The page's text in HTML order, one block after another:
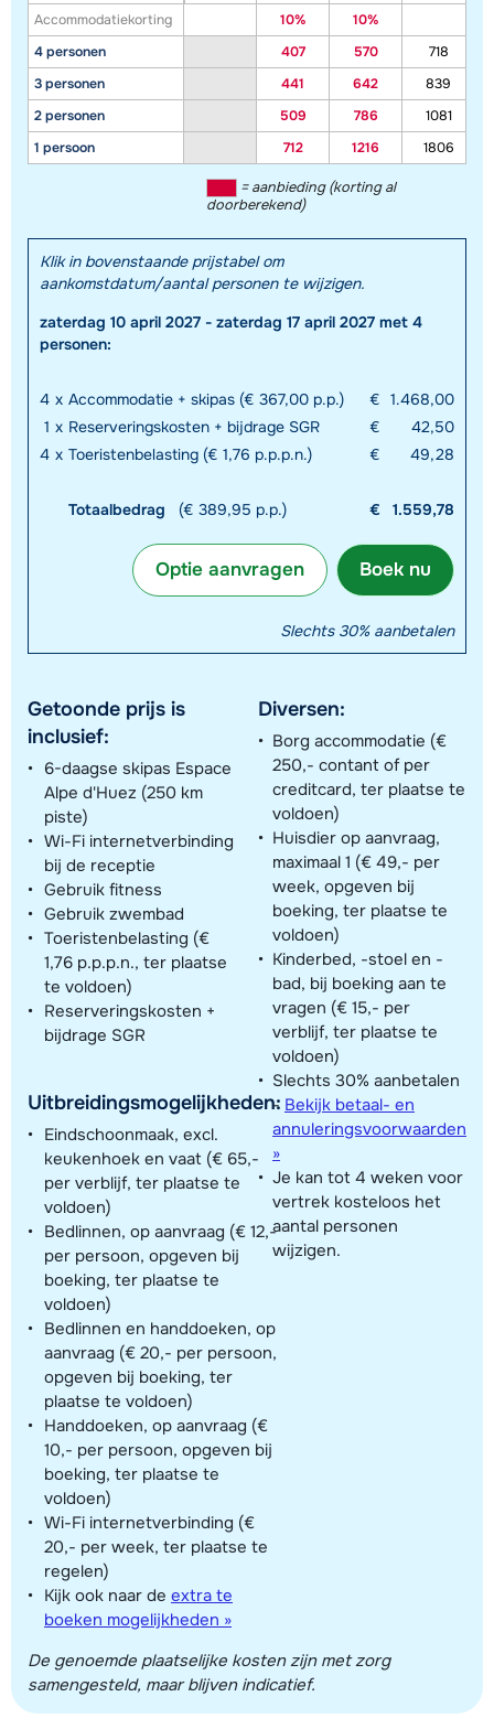
Accommodatiekorting
4 personen
3 personen
2 personen
1 persoon
10%
10%
407
570
718
441
642
839
509
786
1081
712
1216 1806
= aanbieding (korting al
doorberekend)
Klik in bovenstaande prijstabel om
aankomstdatum/aantal personen te wijzigen.
zaterdag 10 april 2027 - zaterdag 17 april 2027 met 4
personen:
4 x Accommodatie + skipas (€ 367,00 p.p.) € 1.468,00
1 x Reserveringskosten + bijdrage SGR €
42,50
4 x Toeristenbelasting (€ 1,76 p.p.p.n.) € 49,28
Totaalbedrag (€ 389,95 p.p.) € 1.559,78
Boek nu
Optie aanvragen
Slechts 30% aanbetalen
Getoonde prijs is
inclusief:
6-daagse skipas Espace
Alpe d'Huez (250 km
piste)
Wi-Fi internetverbinding
bij de receptie
Gebruik fitness
Gebruik zwembad
Toeristenbelasting (€
1,76 p.p.p.n., ter plaatse
te voldoen)
Reserveringskosten +
bijdrage SGR
Uitbreidingsmogelijkheden:
Eindschoonmaak, excl.
keukenhoek en vaat (€ 65,-
per verblijf, ter plaatse te
voldoen)
Bedlinnen, op aanvraag (€ 12,-
per persoon, opgeven bij
boeking, ter plaatse te
voldoen)
Bedlinnen en handdoeken, op
aanvraag (€ 20,- per persoon,
opgeven bij boeking, ter
plaatse te voldoen)
Handdoeken, op aanvraag (€
10,- per persoon, opgeven bij
boeking, ter plaatse te
voldoen)
Wi-Fi internetverbinding (€
20,- per week, ter plaatse te
regelen)
Kijk ook naar de extra te
boeken mogelijkheden »
Diversen:
Borg accommodatie (€
250,- contant of per
creditcard, ter plaatse te
voldoen)
Huisdier op aanvraag,
maximaal 1 (€ 49,- per
week, opgeven bij
boeking, ter plaatse te
voldoen)
Kinderbed, -stoel en -
bad, bij boeking aan te
vragen (€ 15,- per
verblijf, ter plaatse te
voldoen)
Slechts 30% aanbetalen
- Bekijk betaal- en
annuleringsvoorwaarden
»
Je kan tot 4 weken voor
vertrek kosteloos het
aantal personen
wijzigen.
De genoemde plaatselijke kosten zijn met zorg
samengesteld, maar blijven indicatief.